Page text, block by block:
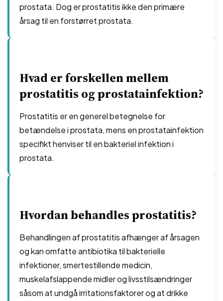
prostata. Dog er prostatitis ikke den primære
årsag til en forstørret prostata.
Hvad er forskellen mellem
prostatitis og prostatainfektion?
Prostatitis er en generel betegnelse for
betændelse i prostata, mens en prostatainfektion
specifikt henviser til en bakteriel infektion i
prostata.
Hvordan behandles prostatitis?
Behandlingen af prostatitis afhænger af årsagen
og kan omfatte antibiotika til bakterielle
infektioner, smertestillende medicin,
muskelafslappende midler og livsstilsændringer
såsom at undgå irritationsfaktorer og at drikke